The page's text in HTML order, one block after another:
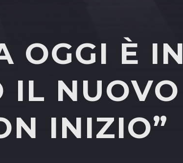
OGGI È IN
IL NUOVO
INIZIO”